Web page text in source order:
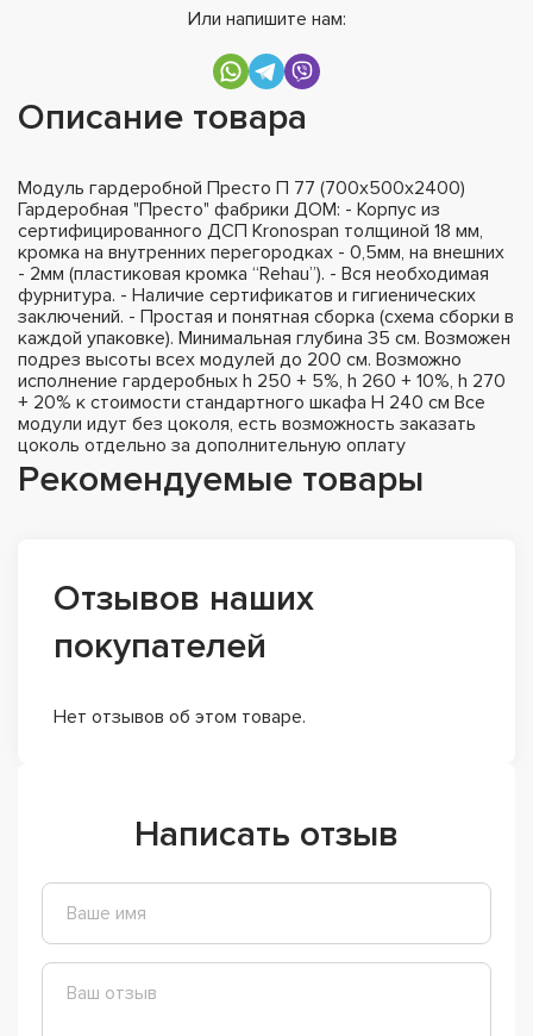
Или напишите нам:
Описание товара
Модуль гардеробной Престо П 77 (700х500х2400)
Гардеробная "Престо" фабрики ДОМ: - Корпус из
сертифицированного ДСП Kronospan толщиной 18 мм,
кромка на внутренних перегородках - 0,5мм, на внешних
- 2мм (пластиковая кромка “Rehau”). - Вся необходимая
фурнитура. - Наличие сертификатов и гигиенических
заключений. - Простая и понятная сборка (схема сборки в
каждой упаковке). Минимальная глубина 35 см. Возможен
подрез высоты всех модулей до 200 см. Возможно
исполнение гардеробных h 250 + 5%, h 260 + 10%, h 270
+ 20% к стоимости стандартного шкафа H 240 см Все
модули идут без цоколя, есть возможность заказать
цоколь отдельно за дополнительную оплату
Рекомендуемые товары
Отзывов наших
покупателей
Нет отзывов об этом товаре.
Написать отзыв